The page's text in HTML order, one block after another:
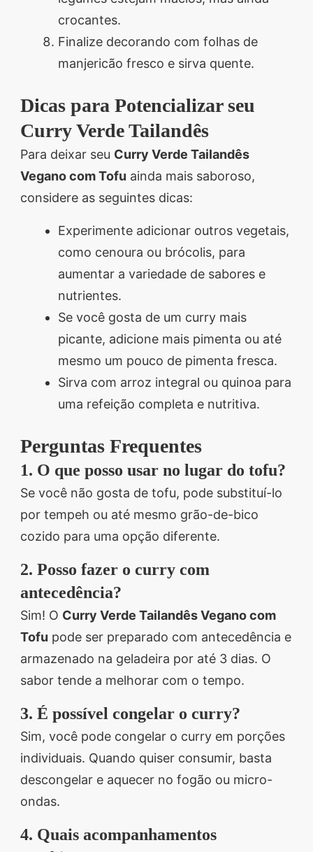
crocantes.
Finalize decorando com folhas de
manjericão fresco e sirva quente.
Dicas para Potencializar seu
Curry Verde Tailandês
Para deixar seu Curry Verde Tailandês
Vegano com Tofu ainda mais saboroso,
considere as seguintes dicas:
Experimente adicionar outros vegetais,
como cenoura ou brócolis, para
aumentar a variedade de sabores e
nutrientes.
Se você gosta de um curry mais
picante, adicione mais pimenta ou até
mesmo um pouco de pimenta fresca.
Sirva com arroz integral ou quinoa para
uma refeição completa e nutritiva.
Perguntas Frequentes
1. O que posso usar no lugar do tofu?
Se você não gosta de tofu, pode substituí-lo
por tempeh ou até mesmo grão-de-bico
cozido para uma opção diferente.
2. Posso fazer o curry com
antecedência?
Sim! O Curry Verde Tailandês Vegano com
Tofu pode ser preparado com antecedência e
armazenado na geladeira por até 3 dias. O
sabor tende a melhorar com o tempo.
3. É possível congelar o curry?
Sim, você pode congelar o curry em porções
individuais. Quando quiser consumir, basta
descongelar e aquecer no fogão ou micro-
ondas.
4. Quais acompanhamentos